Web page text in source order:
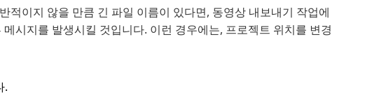
이지 않을 만큼 긴 파일 이름이 있다면, 동영상 내보내기 작업에
시지를 발생시킬 것입니다. 이런 경우에는, 프로젝트 위치를 변경
.